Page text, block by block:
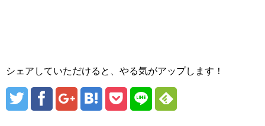
シェアしていただけると、やる気がアップします！